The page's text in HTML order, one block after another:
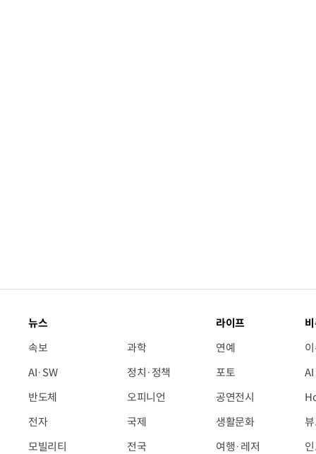
뉴스
속보
AI·SW
반도체
전자
모빌리티
과학
정치·정책
오피니언
국제
전국
라이프
연예
포토
공연전시
생활문화
여행·레저